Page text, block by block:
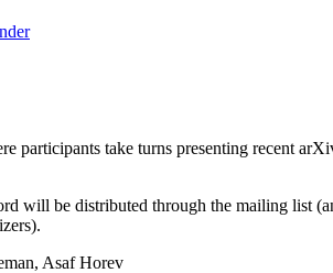
participants take turns presenting recent
will be distributed through the mailing list
Asaf Horev